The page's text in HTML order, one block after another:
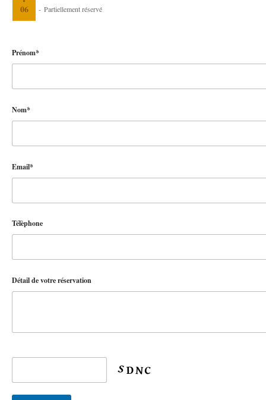
06 - Partiellement réservé
Prénom*
Nom*
Email*
Télèphone
Détail de votre réservation